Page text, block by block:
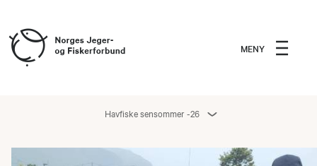
MENY
Havfiske sensommer -26